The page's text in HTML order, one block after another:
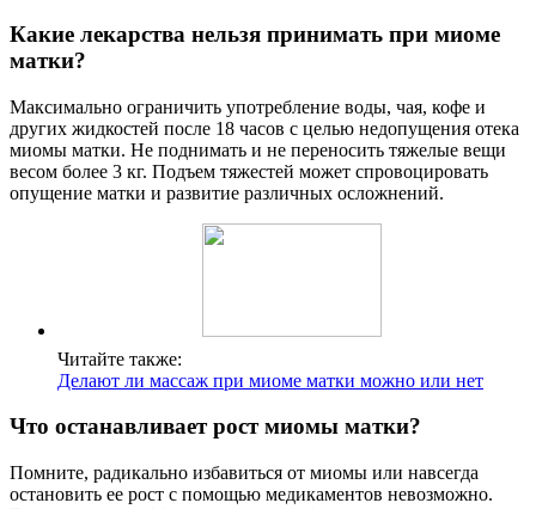
Какие лекарства нельзя принимать при миоме
матки?
Максимально ограничить употребление воды, чая, кофе и
других жидкостей после 18 часов с целью недопущения отека
миомы матки. Не поднимать и не переносить тяжелые вещи
весом более 3 кг. Подъем тяжестей может спровоцировать
опущение матки и развитие различных осложнений.
Читайте также:
Делают ли массаж при миоме матки можно или нет
Что останавливает рост миомы матки?
Помните, радикально избавиться от миомы или навсегда
остановить ее рост с помощью медикаментов невозможно.